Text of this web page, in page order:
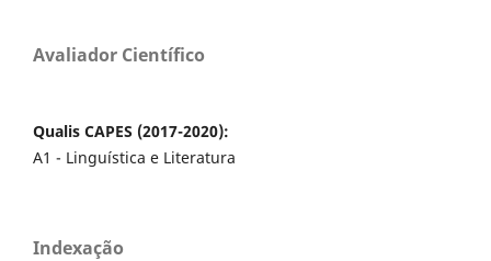
Avaliador Científico
Qualis CAPES (2017-2020):
A1 - Linguística e Literatura
Indexação